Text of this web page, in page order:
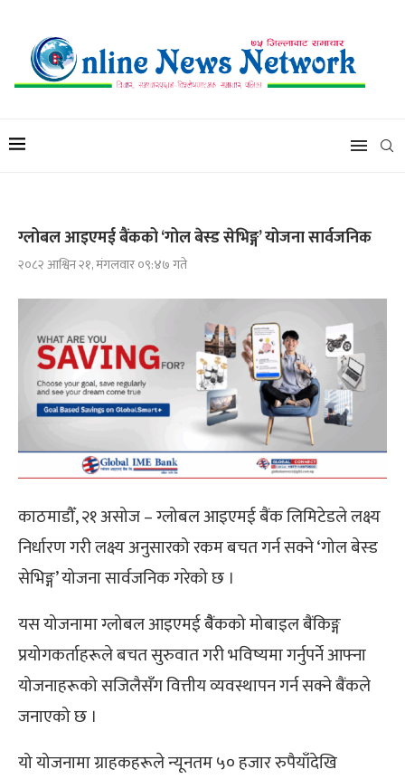
ग्लोबल आइएमई बैंकको ‘गोल बेस्ड सेभिङ्ग’ योजना सार्वजनिक
२०८२ आश्विन २१, मंगलवार ०९:४७ गते
काठमाडौँ, २१ असोज – ग्लोबल आइएमई बैंक लिमिटेडले लक्ष्य
निर्धारण गरी लक्ष्य अनुसारको रकम बचत गर्न सक्ने ‘गोल बेस्ड
सेभिङ्ग’ योजना सार्वजनिक गरेको छ ।
यस योजनामा ग्लोबल आइएमई बैैंकको मोबाइल बैंकिङ्ग
प्रयोगकर्ताहरूले बचत सुरुवात गरी भविष्यमा गर्नुपर्ने आफ्ना
योजनाहरूको सजिलैसँग वित्तीय व्यवस्थापन गर्न सक्ने बैंकले
जनाएको छ ।
यो योजनामा ग्राहकहरूले न्यूनतम ५० हजार रुपैयाँदेखि